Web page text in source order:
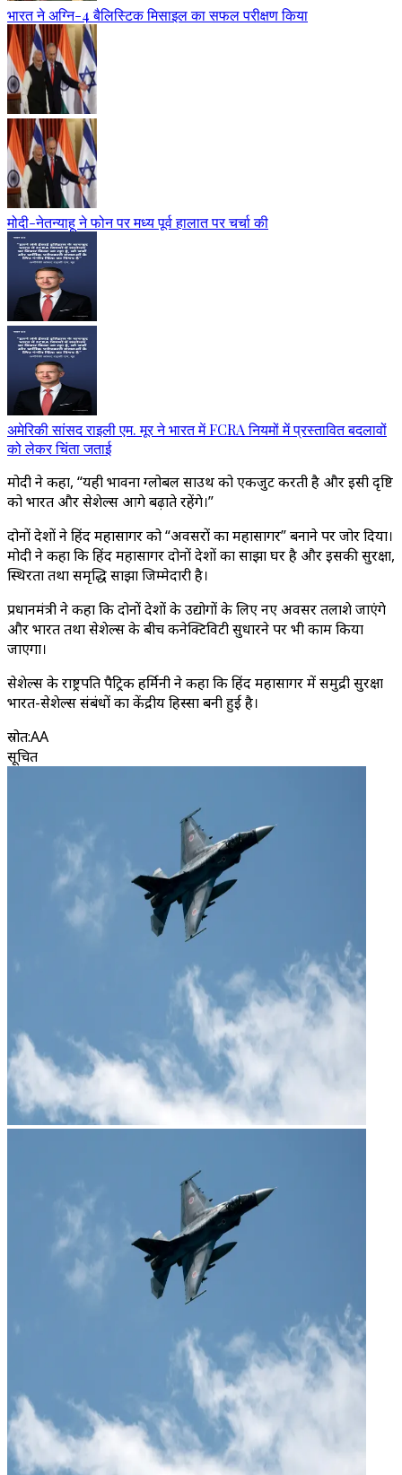
भारत ने अग्नि-4 बैलिस्टिक मिसाइल का सफल परीक्षण किया
मोदी-नेतन्याहू ने फोन पर मध्य पूर्व हालात पर चर्चा की
अमेरिकी सांसद राइली एम. मूर ने भारत में FCRA नियमों में प्रस्तावित बदलावों
को लेकर चिंता जताई
मोदी ने कहा, “यही भावना ग्लोबल साउथ को एकजुट करती है और इसी दृष्टि
को भारत और सेशेल्स आगे बढ़ाते रहेंगे।”
दोनों देशों ने हिंद महासागर को “अवसरों का महासागर” बनाने पर जोर दिया।
मोदी ने कहा कि हिंद महासागर दोनों देशों का साझा घर है और इसकी सुरक्षा,
स्थिरता तथा समृद्धि साझा जिम्मेदारी है।
प्रधानमंत्री ने कहा कि दोनों देशों के उद्योगों के लिए नए अवसर तलाशे जाएंगे
और भारत तथा सेशेल्स के बीच कनेक्टिविटी सुधारने पर भी काम किया
जाएगा।
सेशेल्स के राष्ट्रपति पैट्रिक हर्मिनी ने कहा कि हिंद महासागर में समुद्री सुरक्षा
भारत-सेशेल्स संबंधों का केंद्रीय हिस्सा बनी हुई है।
स्रोत:AA
सूचित